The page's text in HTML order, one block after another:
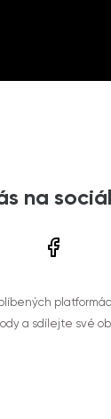
na
a sdílejte své